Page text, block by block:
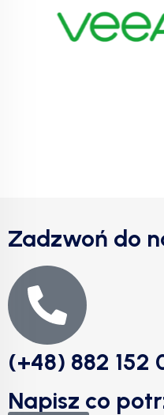
Zadzwoń do
(+48) 882 152
Napisz co